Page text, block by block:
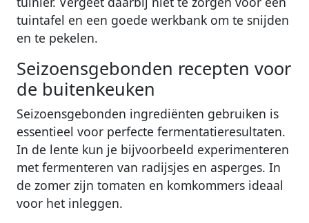
tuintafel en een goede werkbank om te snijden
en te pekelen.
Seizoensgebonden recepten voor
de buitenkeuken
Seizoensgebonden ingrediënten gebruiken is
essentieel voor perfecte fermentatieresultaten.
In de lente kun je bijvoorbeeld experimenteren
met fermenteren van radijsjes en asperges. In
de zomer zijn tomaten en komkommers ideaal
voor het inleggen.